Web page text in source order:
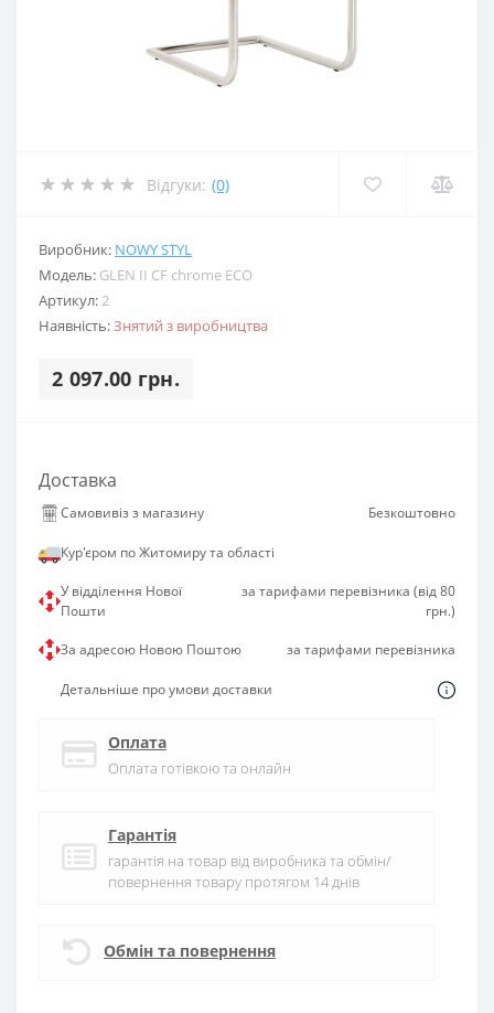
Відгуки: (0)
Виробник: NOWY STYL
Модель: GLEN II CF chrome ECO
Артикул:2
Наявність:Знятий з виробництва
2 097.00 грн.
Доставка
Самовивіз з магазину Безкоштовно
Кур'єром по Житомиру та області
У відділення Нової
Пошти
за тарифами перевізника (від 80
грн.)
За адресою Новою Поштою за тарифами перевізника
Детальніше про умови доставки
Оплата
Оплата готівкою та онлайн
Гарантія
гарантія на товар від виробника та обмін/
повернення товару протягом 14 днів
Обмін та повернення